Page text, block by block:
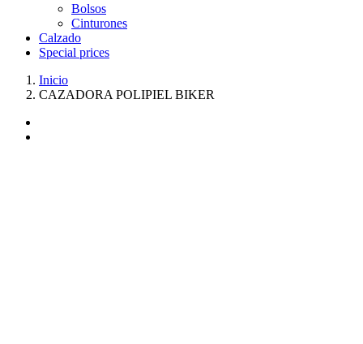
Bolsos
Cinturones
Calzado
Special prices
Inicio
CAZADORA POLIPIEL BIKER